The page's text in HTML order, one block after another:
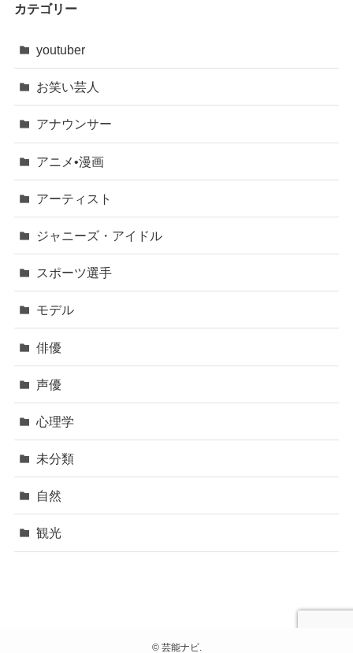
カテゴリー
youtuber
お笑い芸人
アナウンサー
アニメ•漫画
アーティスト
ジャニーズ・アイドル
スポーツ選手
モデル
俳優
声優
心理学
未分類
自然
観光
©芸能ナビ.